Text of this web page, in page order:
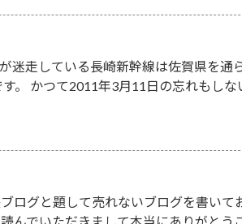
迷走している長崎新幹線は佐賀県を通
。 かつて2011年3月11日の忘れもしな
ログと題して売れないブログを書いて